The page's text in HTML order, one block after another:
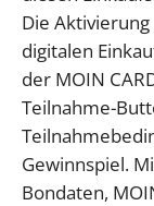
Die
digitalen
der MOIN
Teilnahme-
Gewinnspiel.
Bondaten,